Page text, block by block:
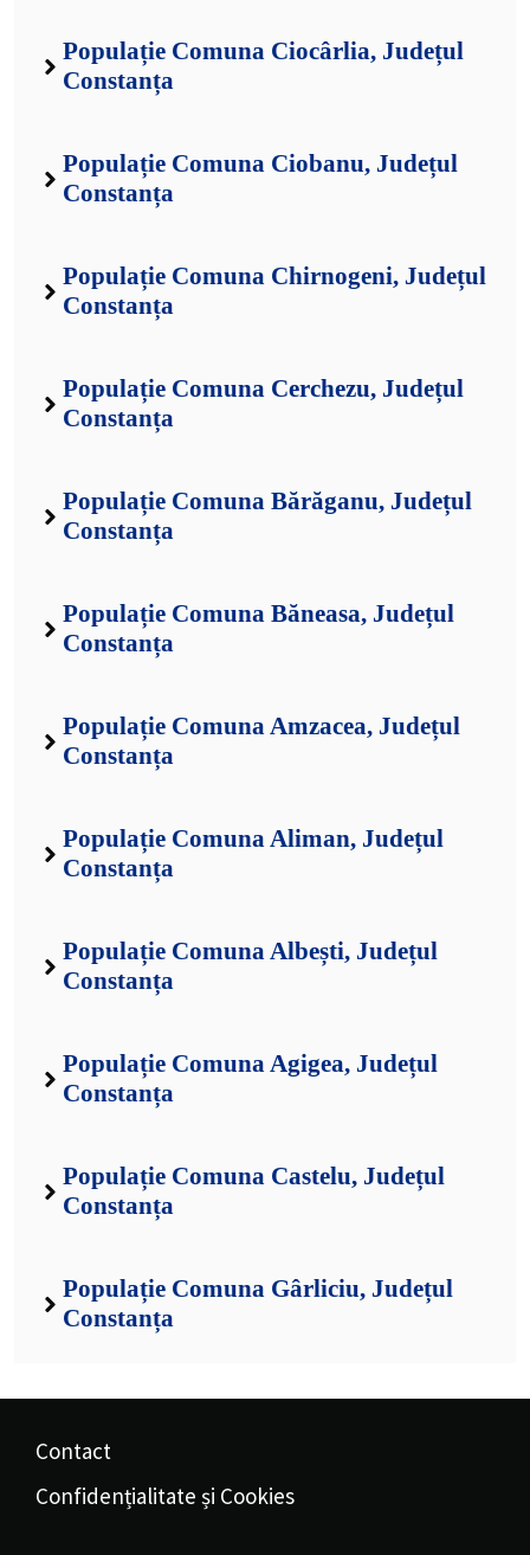
Populație Comuna Ciocârlia, Județul
Constanța
Populație Comuna Ciobanu, Județul
Constanța
Populație Comuna Chirnogeni, Județul
Constanța
Populație Comuna Cerchezu, Județul
Constanța
Populație Comuna Bărăganu, Județul
Constanța
Populație Comuna Băneasa, Județul
Constanța
Populație Comuna Amzacea, Județul
Constanța
Populație Comuna Aliman, Județul
Constanța
Populație Comuna Albești, Județul
Constanța
Populație Comuna Agigea, Județul
Constanța
Populație Comuna Castelu, Județul
Constanța
Populație Comuna Gârliciu, Județul
Constanța
Contact
Confidențialitate și Cookies